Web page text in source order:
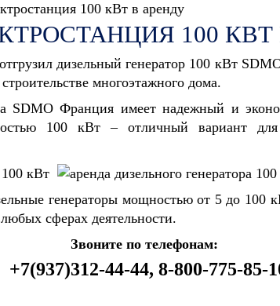
100 кВт в аренду
100
дизельный генератор 100 кВт
многоэтажного дома.
SDMO Франция имеет надежный и
100 кВт – отличный вариант
генераторы мощностью от 5 до 100
сферах деятельности.
Звоните по телефонам:
+7(937)312-44-44, 8-800-775-85-